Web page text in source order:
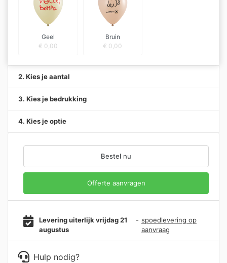
Geel
€ 0,00
Bruin
€ 0,00
2. Kies je aantal
3. Kies je bedrukking
4. Kies je optie
Bestel nu
Offerte aanvragen
Levering uiterlijk vrijdag 21
augustus
- spoedlevering op
aanvraag
Hulp nodig?